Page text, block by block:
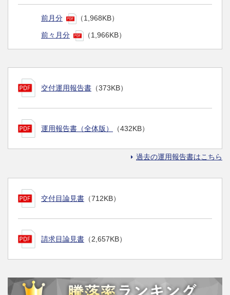
前月分 （1,968KB）
前々月分 （1,966KB）
交付運用報告書 （373KB）
運用報告書（全体版） （432KB）
過去の運用報告書はこちら
交付目論見書 （712KB）
請求目論見書 （2,657KB）